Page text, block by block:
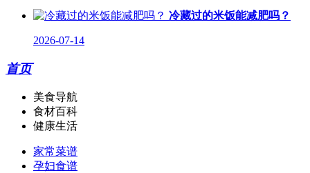
冷藏过的米饭能减肥吗？
2026-07-14
首页
美食导航
食材百科
健康生活
家常菜谱
孕妇食谱